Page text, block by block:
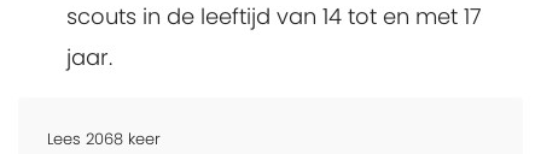
scouts in de leeftijd van 14 tot en met 17
jaar.
Lees 2068 keer